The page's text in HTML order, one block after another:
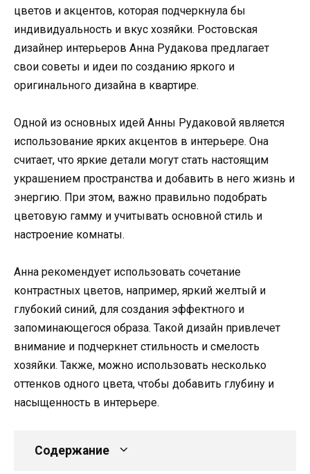
цветов и акцентов, которая подчеркнула бы
индивидуальность и вкус хозяйки. Ростовская
дизайнер интерьеров Анна Рудакова предлагает
свои советы и идеи по созданию яркого и
оригинального дизайна в квартире.
Одной из основных идей Анны Рудаковой является
использование ярких акцентов в интерьере. Она
считает, что яркие детали могут стать настоящим
украшением пространства и добавить в него жизнь и
энергию. При этом, важно правильно подобрать
цветовую гамму и учитывать основной стиль и
настроение комнаты.
Анна рекомендует использовать сочетание
контрастных цветов, например, яркий желтый и
глубокий синий, для создания эффектного и
запоминающегося образа. Такой дизайн привлечет
внимание и подчеркнет стильность и смелость
хозяйки. Также, можно использовать несколько
оттенков одного цвета, чтобы добавить глубину и
насыщенность в интерьере.
Содержание